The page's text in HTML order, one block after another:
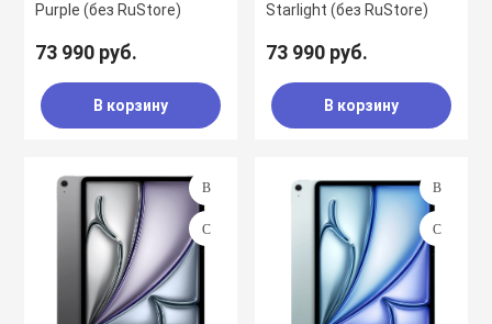
Purple (без RuStore)
73 990 руб.
В корзину
Starlight (без RuStore)
73 990 руб.
В корзину